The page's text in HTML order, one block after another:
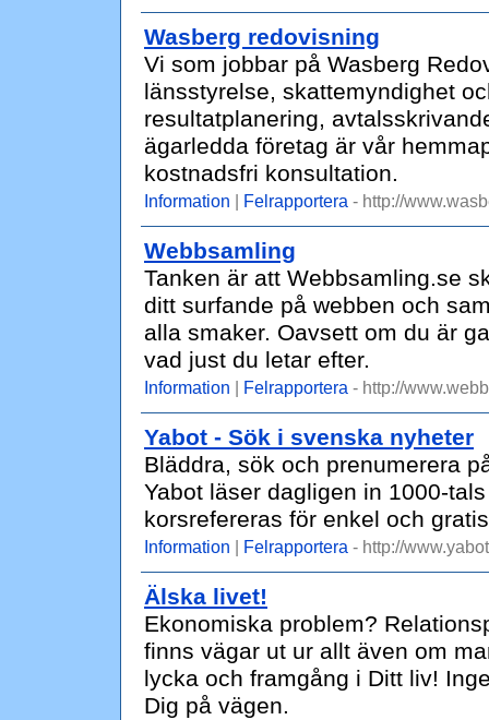
Wasberg redovisning
Vi som jobbar på Wasberg
länsstyrelse, skattemyndighet
resultatplanering,
ägarledda företag är vår
kostnadsfri konsultation.
Information | Felrapportera - http://
Webbsamling
Tanken är att Webbsamling.se
ditt surfande på webben och
alla smaker. Oavsett om du är
vad just du letar efter.
Information | Felrapportera - http://
Yabot - Sök i svenska nyheter
Bläddra, sök och prenumerera
Yabot läser dagligen in 1000-
korsrefereras för enkel och
Information | Felrapportera - http://
Älska livet!
Ekonomiska problem?
finns vägar ut ur allt även om
lycka och framgång i Ditt liv!
Dig på vägen.